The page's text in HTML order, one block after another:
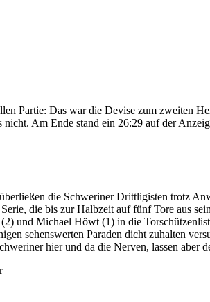
Partie: Das war die Devise zum zweiten
nicht. Am Ende stand ein 26:29 auf der
die Schweriner Drittligisten trotz
die bis zur Halbzeit auf fünf Tore aus
und Michael Höwt (1) in die
sehenswerten Paraden dicht zuhalten
hier und da die Nerven, lassen